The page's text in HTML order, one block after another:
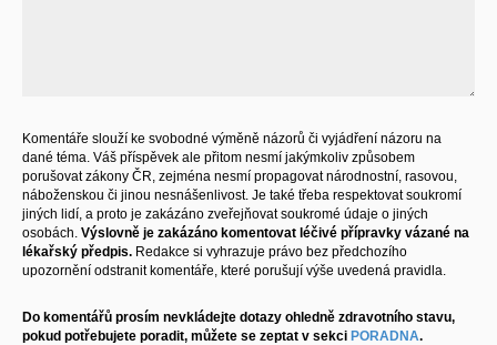
Komentáře slouží ke svobodné výměně názorů či vyjádření názoru na
dané téma. Váš příspěvek ale přitom nesmí jakýmkoliv způsobem
porušovat zákony ČR, zejména nesmí propagovat národnostní, rasovou,
náboženskou či jinou nesnášenlivost. Je také třeba respektovat soukromí
jiných lidí, a proto je zakázáno zveřejňovat soukromé údaje o jiných
osobách. Výslovně je zakázáno komentovat léčivé přípravky vázané na
lékařský předpis. Redakce si vyhrazuje právo bez předchozího
upozornění odstranit komentáře, které porušují výše uvedená pravidla.
Do komentářů prosím nevkládejte dotazy ohledně zdravotního stavu,
pokud potřebujete poradit, můžete se zeptat v sekci PORADNA.